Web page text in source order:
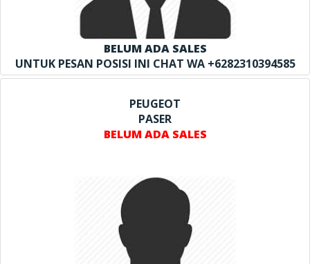
BELUM ADA SALES
UNTUK PESAN POSISI INI CHAT WA +6282310394585
PEUGEOT
PASER
BELUM ADA SALES